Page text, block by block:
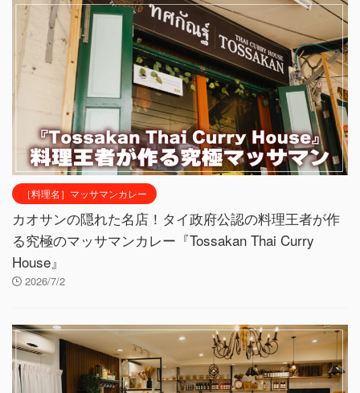
［料理名］マッサマンカレー
カオサンの隠れた名店！タイ政府公認の料理王者が作
る究極のマッサマンカレー『Tossakan Thai Curry
House』
2026/7/2